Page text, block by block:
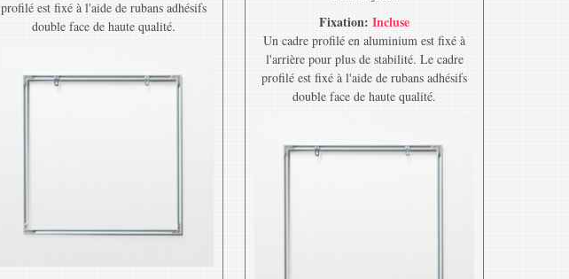
profilé est fixé à l'aide de rubans adhésifs
double face de haute qualité.
Fixation: Incluse
Un cadre profilé en aluminium est fixé à
l'arrière pour plus de stabilité. Le cadre
profilé est fixé à l'aide de rubans adhésifs
double face de haute qualité.